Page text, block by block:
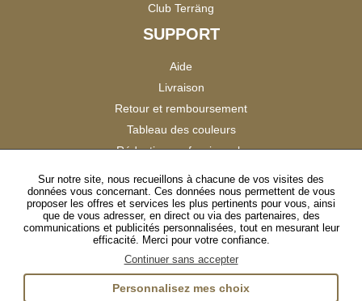
Club Terräng
SUPPORT
Aide
Livraison
Retour et remboursement
Tableau des couleurs
Réduction professionnels
Satisfaction Clients
SUIVEZ-NOUS
Sur notre site, nous recueillons à chacune de vos visites des
données vous concernant. Ces données nous permettent de vous
proposer les offres et services les plus pertinents pour vous, ainsi
que de vous adresser, en direct ou via des partenaires, des
communications et publicités personnalisées, tout en mesurant leur
efficacité. Merci pour votre confiance.
Continuer sans accepter
Personnalisez mes choix